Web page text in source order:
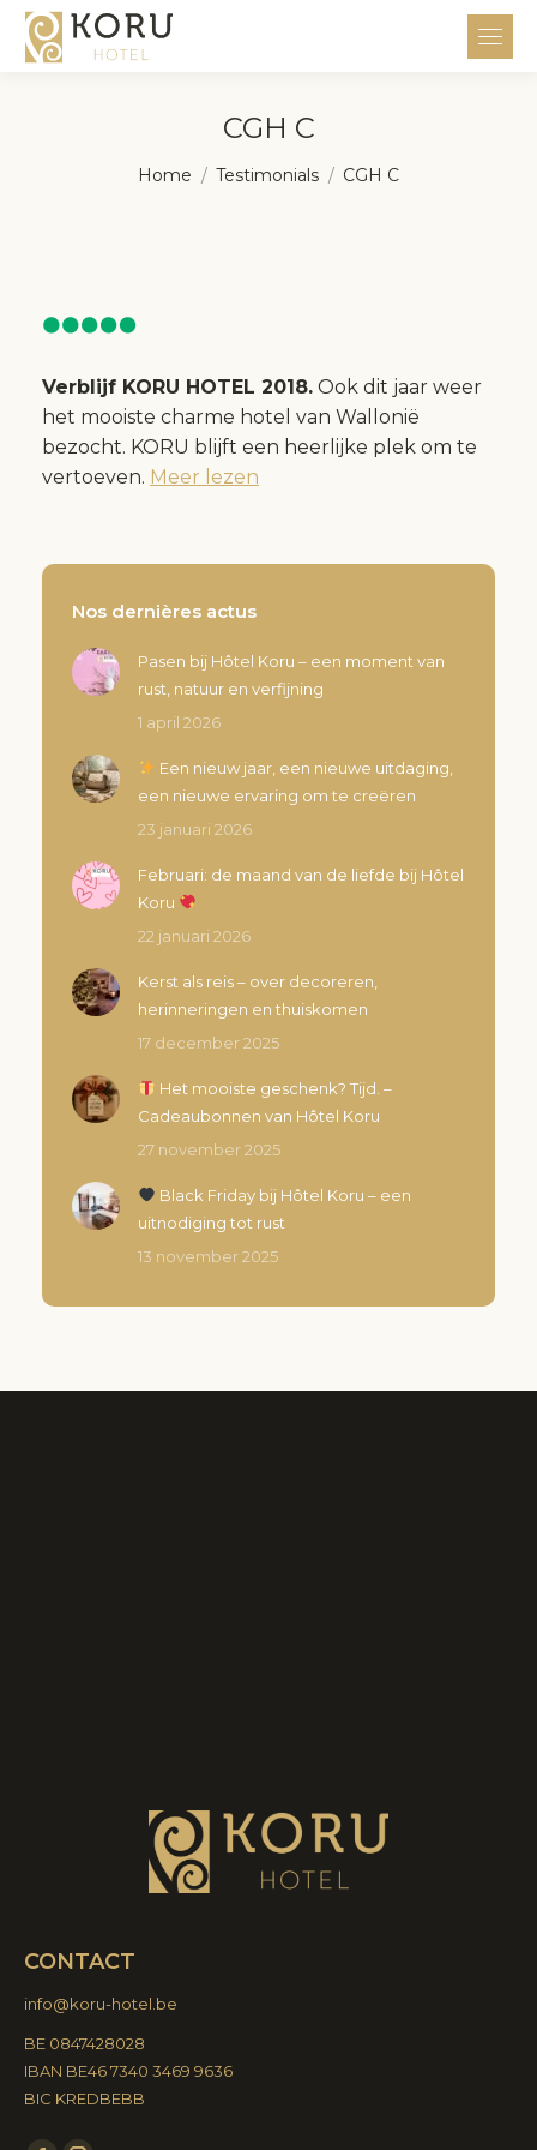
CGH C
Je bent hier:
Home Testimonials CGH C
Verblijf KORU HOTEL 2018. Ook dit jaar weer
het mooiste charme hotel van Wallonië
bezocht. KORU blijft een heerlijke plek om te
vertoeven. Meer lezen
Nos dernières actus
Pasen bij Hôtel Koru – een moment van
rust, natuur en verfijning
1 april 2026
Een nieuw jaar, een nieuwe uitdaging,
een nieuwe ervaring om te creëren
23 januari 2026
Februari: de maand van de liefde bij Hôtel
Koru
22 januari 2026
Kerst als reis – over decoreren,
herinneringen en thuiskomen
17 december 2025
Het mooiste geschenk? Tijd. –
Cadeaubonnen van Hôtel Koru
27 november 2025
Black Friday bij Hôtel Koru – een
uitnodiging tot rust
13 november 2025
CONTACT
info@koru-hotel.be
BE 0847428028
IBAN BE46 7340 3469 9636
BIC KREDBEBB